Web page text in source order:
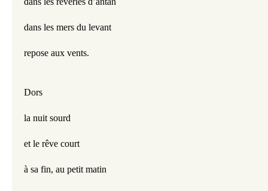
dans les mers du levant
repose aux vents.
Dors
la nuit sourd
et le rêve court
à sa fin, au petit matin